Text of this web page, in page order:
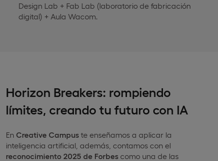
Design Lab + Fab Lab (laboratorio de fabricación
digital) + Aula Wacom.
Horizon Breakers: rompiendo
límites, creando tu futuro con IA
En Creative Campus te enseñamos a aplicar la
inteligencia artificial, además, contamos con el
reconocimiento 2025 de Forbes como una de las